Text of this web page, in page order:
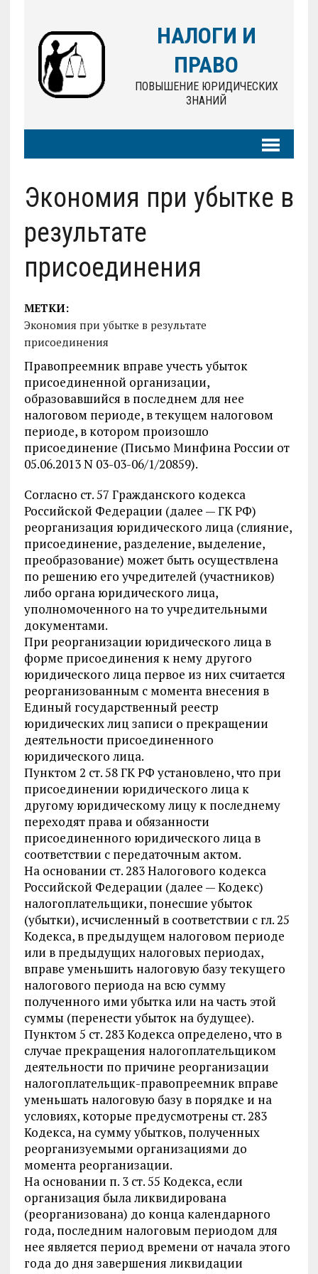
НАЛОГИ И
ПРАВО
ПОВЫШЕНИЕ ЮРИДИЧЕСКИХ
ЗНАНИЙ
Экономия при убытке в
результате
присоединения
МЕТКИ:
Экономия при убытке в результате
присоединения
Правопреемник вправе учесть убыток
присоединенной организации,
образовавшийся в последнем для нее
налоговом периоде, в текущем налоговом
периоде, в котором произошло
присоединение (Письмо Минфина России от
05.06.2013 N 03-03-06/1/20859).
Согласно ст. 57 Гражданского кодекса
Российской Федерации (далее — ГК РФ)
реорганизация юридического лица (слияние,
присоединение, разделение, выделение,
преобразование) может быть осуществлена
по решению его учредителей (участников)
либо органа юридического лица,
уполномоченного на то учредительными
документами.
При реорганизации юридического лица в
форме присоединения к нему другого
юридического лица первое из них считается
реорганизованным с момента внесения в
Единый государственный реестр
юридических лиц записи о прекращении
деятельности присоединенного
юридического лица.
Пунктом 2 ст. 58 ГК РФ установлено, что при
присоединении юридического лица к
другому юридическому лицу к последнему
переходят права и обязанности
присоединенного юридического лица в
соответствии с передаточным актом.
На основании ст. 283 Налогового кодекса
Российской Федерации (далее — Кодекс)
налогоплательщики, понесшие убыток
(убытки), исчисленный в соответствии с гл. 25
Кодекса, в предыдущем налоговом периоде
или в предыдущих налоговых периодах,
вправе уменьшить налоговую базу текущего
налогового периода на всю сумму
полученного ими убытка или на часть этой
суммы (перенести убыток на будущее).
Пунктом 5 ст. 283 Кодекса определено, что в
случае прекращения налогоплательщиком
деятельности по причине реорганизации
налогоплательщик-правопреемник вправе
уменьшать налоговую базу в порядке и на
условиях, которые предусмотрены ст. 283
Кодекса, на сумму убытков, полученных
реорганизуемыми организациями до
момента реорганизации.
На основании п. 3 ст. 55 Кодекса, если
организация была ликвидирована
(реорганизована) до конца календарного
года, последним налоговым периодом для
нее является период времени от начала этого
года до дня завершения ликвидации